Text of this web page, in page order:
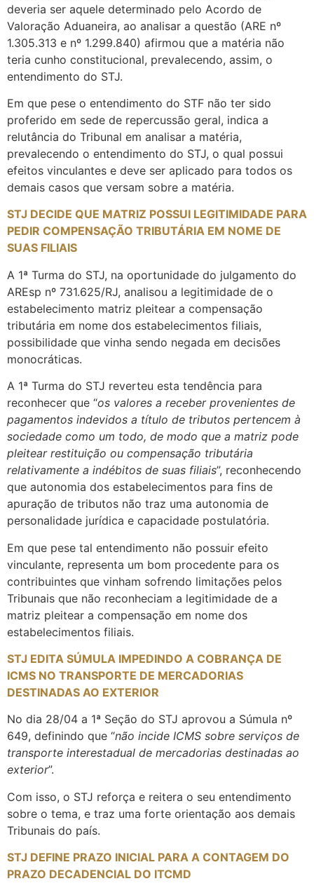
deveria ser aquele determinado pelo Acordo de
Valoração Aduaneira, ao analisar a questão (ARE nº
1.305.313 e nº 1.299.840) afirmou que a matéria não
teria cunho constitucional, prevalecendo, assim, o
entendimento do STJ.
Em que pese o entendimento do STF não ter sido
proferido em sede de repercussão geral, indica a
relutância do Tribunal em analisar a matéria,
prevalecendo o entendimento do STJ, o qual possui
efeitos vinculantes e deve ser aplicado para todos os
demais casos que versam sobre a matéria.
STJ DECIDE QUE MATRIZ POSSUI LEGITIMIDADE PARA
PEDIR COMPENSAÇÃO TRIBUTÁRIA EM NOME DE
SUAS FILIAIS
A 1ª Turma do STJ, na oportunidade do julgamento do
AREsp nº 731.625/RJ, analisou a legitimidade de o
estabelecimento matriz pleitear a compensação
tributária em nome dos estabelecimentos filiais,
possibilidade que vinha sendo negada em decisões
monocráticas.
A 1ª Turma do STJ reverteu esta tendência para
reconhecer que “os valores a receber provenientes de
pagamentos indevidos a título de tributos pertencem à
sociedade como um todo, de modo que a matriz pode
pleitear restituição ou compensação tributária
relativamente a indébitos de suas filiais”, reconhecendo
que autonomia dos estabelecimentos para fins de
apuração de tributos não traz uma autonomia de
personalidade jurídica e capacidade postulatória.
Em que pese tal entendimento não possuir efeito
vinculante, representa um bom procedente para os
contribuintes que vinham sofrendo limitações pelos
Tribunais que não reconheciam a legitimidade de a
matriz pleitear a compensação em nome dos
estabelecimentos filiais.
STJ EDITA SÚMULA IMPEDINDO A COBRANÇA DE
ICMS NO TRANSPORTE DE MERCADORIAS
DESTINADAS AO EXTERIOR
No dia 28/04 a 1ª Seção do STJ aprovou a Súmula nº
649, definindo que “não incide ICMS sobre serviços de
transporte interestadual de mercadorias destinadas ao
exterior”.
Com isso, o STJ reforça e reitera o seu entendimento
sobre o tema, e traz uma forte orientação aos demais
Tribunais do país.
STJ DEFINE PRAZO INICIAL PARA A CONTAGEM DO
PRAZO DECADENCIAL DO ITCMD